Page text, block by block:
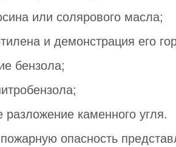
или солярового масла;
и демонстрация его
бензола;
разложение каменного угля.
опасность